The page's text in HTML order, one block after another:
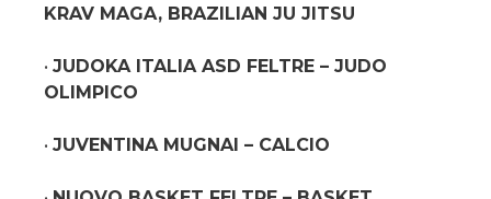
KRAV MAGA, BRAZILIAN JU JITSU
• JUDOKA ITALIA ASD FELTRE – JUDO
OLIMPICO
• JUVENTINA MUGNAI – CALCIO